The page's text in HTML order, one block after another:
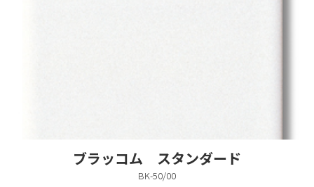
ブラッコム スタンダード
BK-50/00